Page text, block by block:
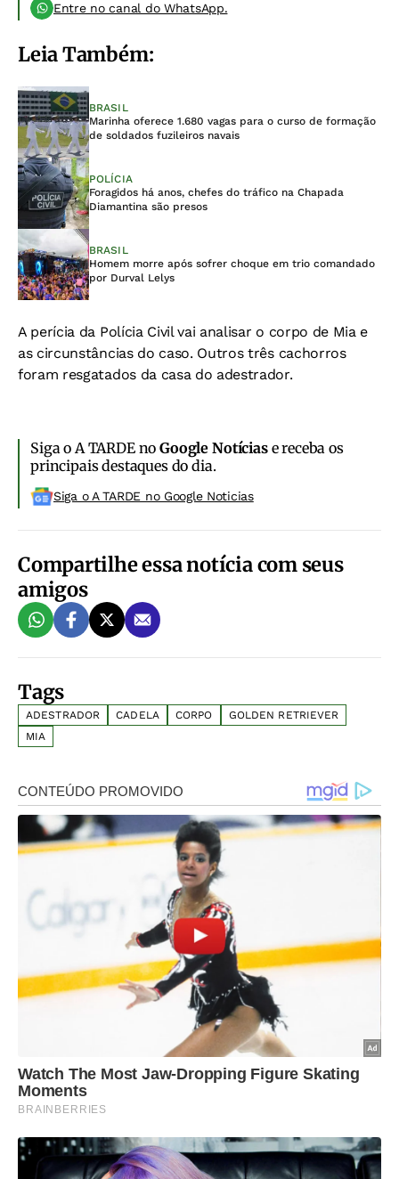
Entre no canal do WhatsApp.
Leia Também:
BRASIL
Marinha oferece 1.680 vagas para o curso de formação
de soldados fuzileiros navais
POLÍCIA
Foragidos há anos, chefes do tráfico na Chapada
Diamantina são presos
BRASIL
Homem morre após sofrer choque em trio comandado
por Durval Lelys
A perícia da Polícia Civil vai analisar o corpo de Mia e
as circunstâncias do caso. Outros três cachorros
foram resgatados da casa do adestrador.
Siga o A TARDE noGoogle Notíciase receba os
principais destaques do dia.
Siga o A TARDE no Google Noticias
Compartilhe essa notícia com seus
amigos
Tags
ADESTRADOR CADELA CORPO
GOLDEN RETRIEVER
MIA